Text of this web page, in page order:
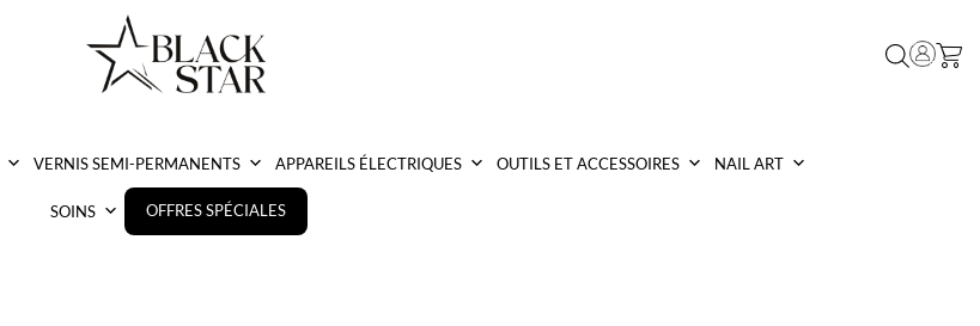
VERNIS SEMI-PERMANENTS APPAREILS ÉLECTRIQUES OUTILS ET ACCESSOIRES NAIL ART
SOINS OFFRES SPÉCIALES